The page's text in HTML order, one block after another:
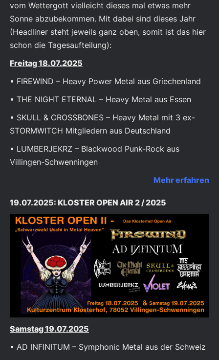
vom Wettergott vielleicht dieses mal etwas mehr
Sonne abzubekommen. Mit dabei sind dieses Jahr
(Headliner steht jeweils ganz oben, somit ist das hier
schon die Tagesaufteilung):
Freitag 18.07.2025
• FIREWIND – Heavy Power Metal aus Griechenland
• THE NIGHT ETERNAL – Heavy Metal aus Essen
• SKULL & CROSSBONES – Heavy Metal mit 3 ex-
STORMWITCH Mitgliedern aus Deutschland
• LUMBERJEKRZ – Blackwood Punk-Rock aus
Villingen-Schwenningen
Mehr erfahren
19.07.2025: KLOSTER OPEN AIR 2 / 2025
Samstag 19.07.2025
• AD INFINITUM – Symphonic Metal aus der Schweiz